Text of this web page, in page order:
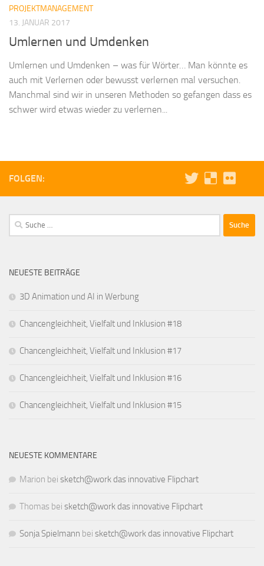
PROJEKTMANAGEMENT
13. JANUAR 2017
Umlernen und Umdenken
Umlernen und Umdenken – was für Wörter… Man könnte es
auch mit Verlernen oder bewusst verlernen mal versuchen.
Manchmal sind wir in unseren Methoden so gefangen dass es
schwer wird etwas wieder zu verlernen...
FOLGEN:
Suche
nach:
NEUESTE BEITRÄGE
3D Animation und AI in Werbung
Chancengleichheit, Vielfalt und Inklusion #18
Chancengleichheit, Vielfalt und Inklusion #17
Chancengleichheit, Vielfalt und Inklusion #16
Chancengleichheit, Vielfalt und Inklusion #15
NEUESTE KOMMENTARE
Marion bei sketch@work das innovative Flipchart
Thomas bei sketch@work das innovative Flipchart
Sonja Spielmann bei sketch@work das innovative Flipchart